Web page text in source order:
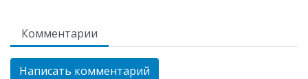
Комментарии
Написать комментарий